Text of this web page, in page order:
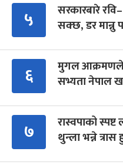
५
सरकारबारे
सक्छ, डर मान्नु
६
मुगल आक्रमणले
सभ्यता नेपाल
७
रास्वपाको
थुन्ला भन्ने